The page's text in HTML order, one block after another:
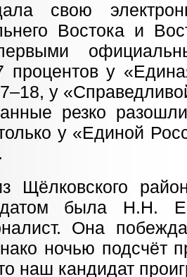
свою
Востока и
процентов у
у
резко
у «Единой
Щёлковского
была Н.Н.
Она
ночью подсчёт
наш кандидат